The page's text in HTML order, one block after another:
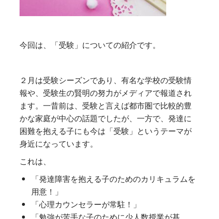
今回は、「受験」についての紹介です。
２月は受験シーズンであり、有名な学校の受験情
報や、受験生の賢明の努力がメディアで報道され
ます。一昔前は、受験と言えば都市圏で比較的豊
かな家庭が中心の話題でしたが、一方で、発達に
困難を抱える子にも今は「受験」というテーマが
身近になっています。
これは、
「発達障害を抱える子のためのカリキュラムを
用意！」
「心理カウンセラーが常駐！」